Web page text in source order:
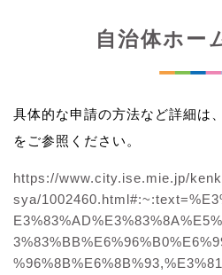
自治体ホー
具体的な申請の方法など詳細は
をご参照ください。
https://www.city.ise.mie.jp/
sya/